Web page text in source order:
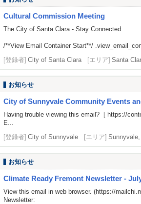
Cultural Commission Meeting
The City of Santa Clara - Stay Connected
/**View Email Container Start**/
[登録者] City of Santa Clara [エリア] Santa
お知らせ
City of Sunnyvale Community Events
Having trouble viewing this email? [ https://
E...
[登録者] City of Sunnyvale [エリア]
お知らせ
Climate Ready Fremont Newsletter -
View this email in web browser. (https://
Newsletter: